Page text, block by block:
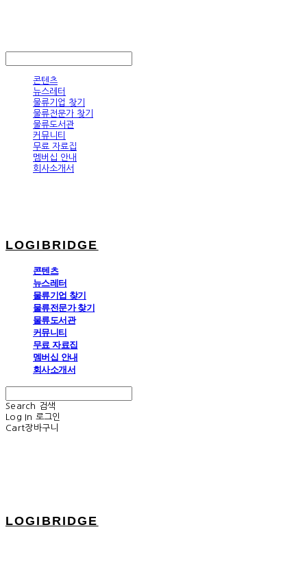
콘텐츠
뉴스레터
물류기업 찾기
물류전문가 찾기
물류도서관
커뮤니티
무료 자료집
멤버십 안내
회사소개서
LOGIBRIDGE
콘텐츠
뉴스레터
물류기업 찾기
물류전문가 찾기
물류도서관
커뮤니티
무료 자료집
멤버십 안내
회사소개서
Search
검색
Log In 로그인
Cart장바구니
LOGIBRIDGE